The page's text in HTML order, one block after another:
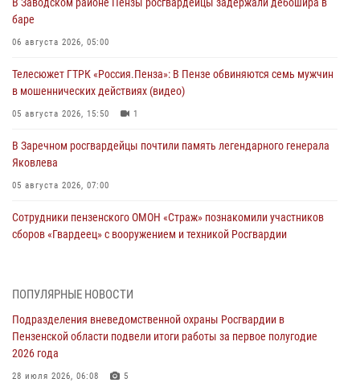
баре
06 августа 2026, 05:00
Телесюжет ГТРК «Россия.Пенза»: В Пензе обвиняются семь мужчин
в мошеннических действиях (видео)
05 августа 2026, 15:50 1
В Заречном росгвардейцы почтили память легендарного генерала
Яковлева
05 августа 2026, 07:00
Сотрудники пензенского ОМОН «Страж» познакомили участников
сборов «Гвардеец» с вооружением и техникой Росгвардии
В Пензе сотрудники Росгвардии оказали помощь
05 августа 2026, 04:00
В Пензе при силовой поддержке Росгвардии пресечена
деятельность ОПГ, маскировавшейся под реабилитационный центр
ПОПУЛЯРНЫЕ НОВОСТИ
Подразделения вневедомственной охраны Росгвардии в
Пензенской области подвели итоги работы за первое полугодие
2026 года
28 июля 2026, 06:08 5